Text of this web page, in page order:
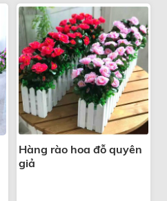
Hàng rào hoa đỗ quyên
giả